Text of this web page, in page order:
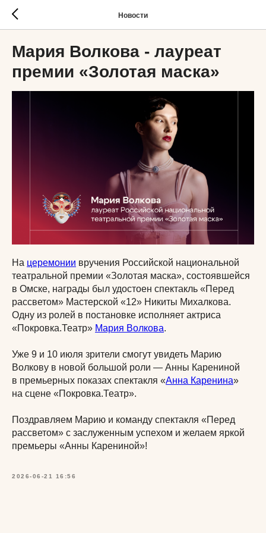
Новости
Мария Волкова - лауреат
премии «Золотая маска»
На церемонии вручения Российской национальной
театральной премии «Золотая маска», состоявшейся
в Омске, награды был удостоен спектакль «Перед
рассветом» Мастерской «12» Никиты Михалкова.
Одну из ролей в постановке исполняет актриса
«Покровка.Театр» Мария Волкова.
Уже 9 и 10 июля зрители смогут увидеть Марию
Волкову в новой большой роли — Анны Карениной
в премьерных показах спектакля «Анна Каренина»
на сцене «Покровка.Театр».
Поздравляем Марию и команду спектакля «Перед
рассветом» с заслуженным успехом и желаем яркой
премьеры «Анны Карениной»!
2026-06-21 16:56